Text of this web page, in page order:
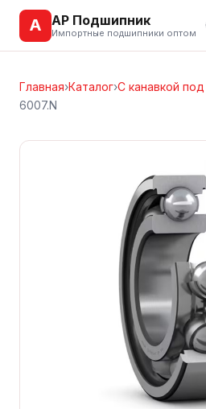
А АР Подшипник
Импортные подшипники оптом
Главная›Каталог›С канавкой
6007.N